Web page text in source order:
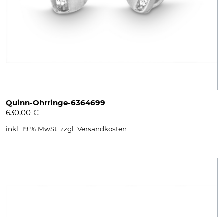
Quinn-Ohrringe-6364699
630,00 €
inkl. 19 % MwSt. zzgl. Versandkosten